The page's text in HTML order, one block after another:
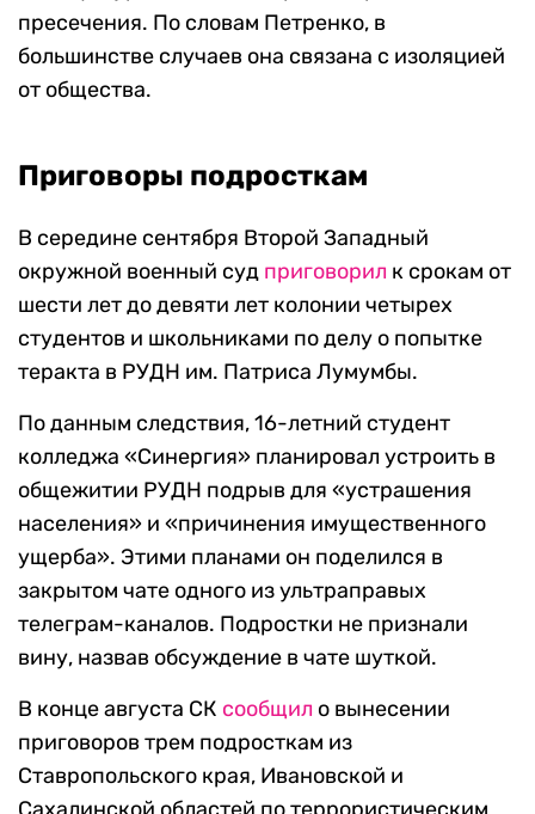
пресечения. По словам Петренко, в
большинстве случаев она связана с изоляцией
от общества.
Приговоры подросткам
В середине сентября Второй Западный
окружной военный суд приговорил к срокам от
шести лет до девяти лет колонии четырех
студентов и школьниками по делу о попытке
теракта в РУДН им. Патриса Лумумбы.
По данным следствия, 16-летний студент
колледжа «Синергия» планировал устроить в
общежитии РУДН подрыв для «устрашения
населения» и «причинения имущественного
ущерба». Этими планами он поделился в
закрытом чате одного из ультраправых
телеграм-каналов. Подростки не признали
вину, назвав обсуждение в чате шуткой.
В конце августа СК сообщил о вынесении
приговоров трем подросткам из
Ставропольского края, Ивановской и